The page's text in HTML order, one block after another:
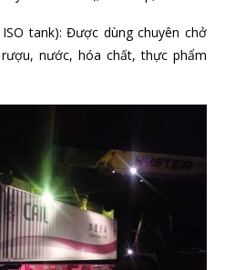
tank): Được dùng chuyên chở
nước, hóa chất, thực phẩm